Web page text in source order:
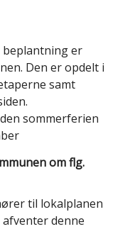
beplantning er
Den er opdelt i
samt
sommerferien
om flg.
til lokalplanen
denne